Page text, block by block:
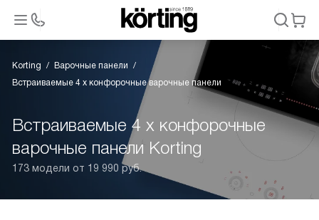
Korting
Варочные панели
Встраиваемые 4 х конфорочные варочные панели
Встраиваемые 4 х конфорочные
варочные панели Korting
173 модели от 19 990 руб.